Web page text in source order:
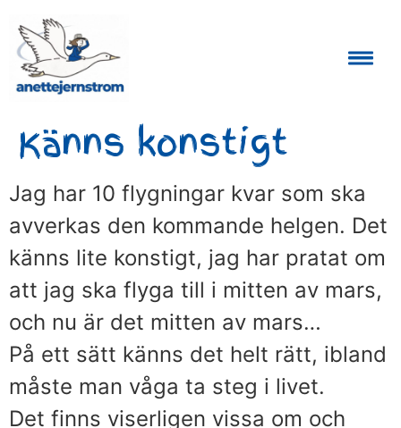
Känns konstigt
Jag har 10 flygningar kvar som ska
avverkas den kommande helgen. Det
känns lite konstigt, jag har pratat om
att jag ska flyga till i mitten av mars,
och nu är det mitten av mars…
På ett sätt känns det helt rätt, ibland
måste man våga ta steg i livet.
Det finns viserligen vissa om och